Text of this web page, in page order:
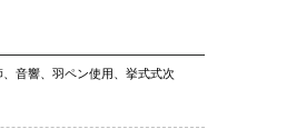
音響、羽ペン使用、挙式式次